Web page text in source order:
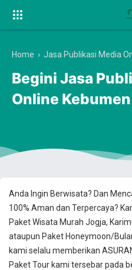
Anda Ingin Berwisata? Dan
100% Aman dan Terpercaya?
Paket Wisata Murah Jogja,
ataupun Paket Honeymoon/
kami selalu memberikan
Paket Tour kami tersebar pada
Home › Jasa Publikasi Media
Begini Jasa
Online Kebumen